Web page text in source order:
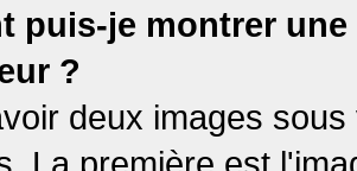
puis-je montrer
?
deux images